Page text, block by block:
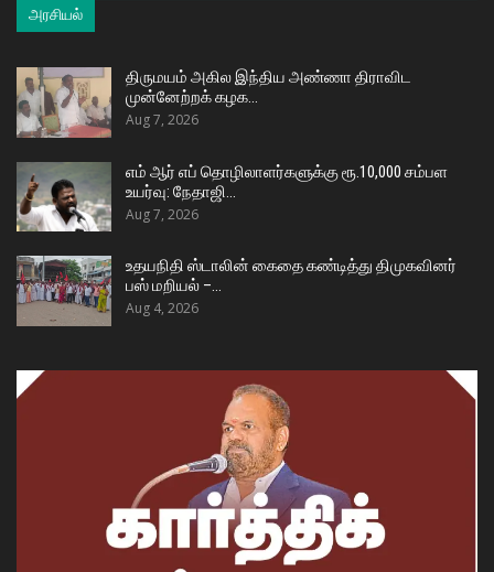
அரசியல்
திருமயம் அகில இந்திய அண்ணா திராவிட
முன்னேற்றக் கழக…
Aug 7, 2026
எம் ஆர் எப் தொழிலாளர்களுக்கு ரூ.10,000 சம்பள
உயர்வு: நேதாஜி…
Aug 7, 2026
உதயநிதி ஸ்டாலின் கைதை கண்டித்து திமுகவினர்
பஸ் மறியல் –…
Aug 4, 2026